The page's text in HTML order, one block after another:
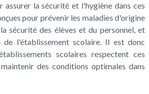
assurer la sécurité et l'hygiène dans ces
pour prévenir les maladies d'origine
sécurité des élèves et du personnel, et
l'établissement scolaire. Il est donc
scolaires respectent ces
des conditions optimales dans